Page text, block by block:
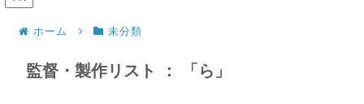
ホーム 未分類
監督・製作リスト ： 「ら」